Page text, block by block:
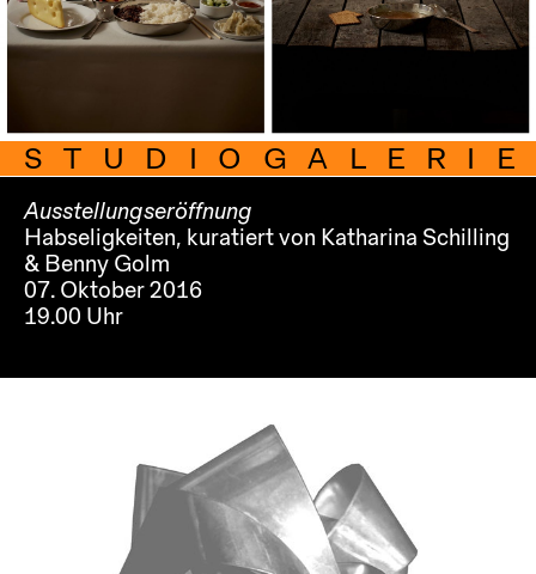
STUDIOGALERIE
Ausstellungseröffnung
Habseligkeiten, kuratiert von Katharina Schilling
& Benny Golm
07. Oktober 2016
19.00 Uhr